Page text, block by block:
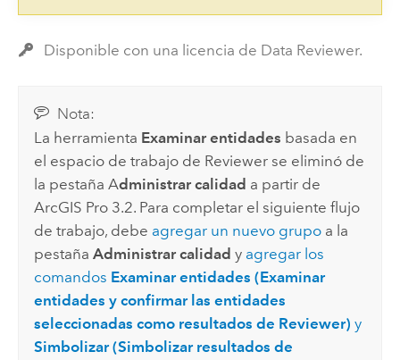
Disponible con una licencia de Data Reviewer.
Nota:
La herramienta Examinar entidades basada en
el espacio de trabajo de Reviewer se eliminó de
la pestaña Administrar calidad a partir de
ArcGIS Pro 3.2. Para completar el siguiente flujo
de trabajo, debe agregar un nuevo grupo a la
pestañaAdministrar calidad y agregar los
comandos Examinar entidades (Examinar
entidades y confirmar las entidades
seleccionadas como resultados de Reviewer) y
Simbolizar (Simbolizar resultados de